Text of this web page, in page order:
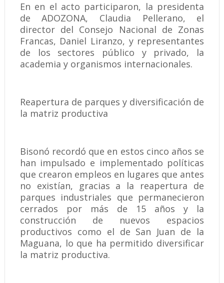
En en el acto participaron, la presidenta
de ADOZONA, Claudia Pellerano, el
director del Consejo Nacional de Zonas
Francas, Daniel Liranzo, y representantes
de los sectores público y privado, la
academia y organismos internacionales.
Reapertura de parques y diversificación de
la matriz productiva
Bisonó recordó que en estos cinco años se
han impulsado e implementado políticas
que crearon empleos en lugares que antes
no existían, gracias a la reapertura de
parques industriales que permanecieron
cerrados por más de 15 años y la
construcción de nuevos espacios
productivos como el de San Juan de la
Maguana, lo que ha permitido diversificar
la matriz productiva.